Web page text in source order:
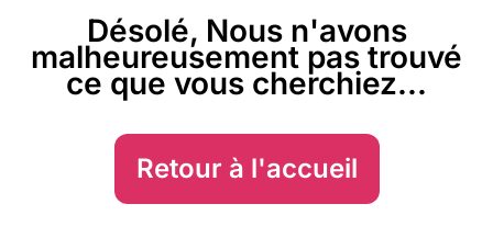
Désolé, Nous n'avons
malheureusement pas trouvé
ce que vous cherchiez...
Retour à l'accueil